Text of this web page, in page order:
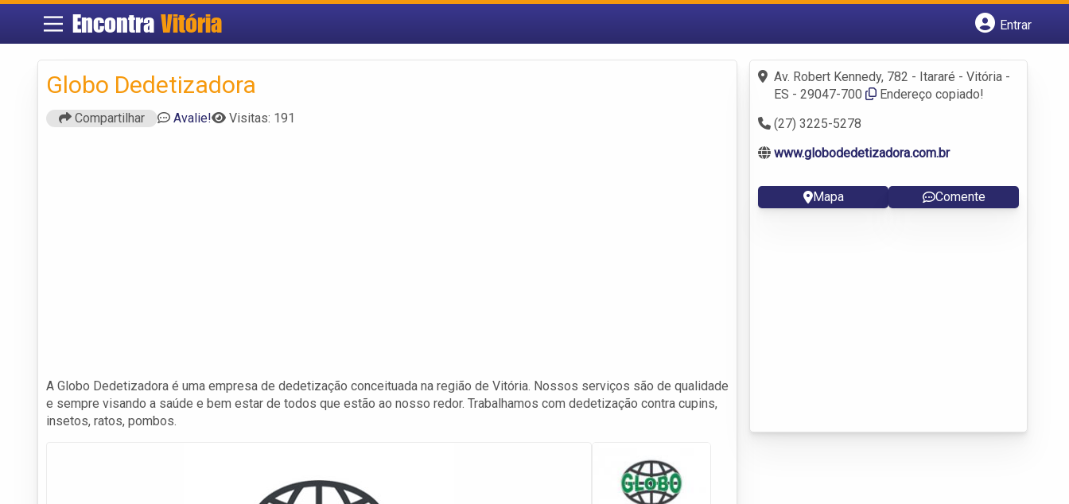
Encontra Vitória
Entrar
Fazer login
Criar conta
Globo Dedetizadora
Compartilhar Avalie! Visitas: 191
A Globo Dedetizadora é uma empresa de dedetização conceituada na região de Vitória. Nossos serviços são de qualidade
e sempre visando a saúde e bem estar de todos que estão ao nosso redor. Trabalhamos com dedetização contra cupins,
insetos, ratos, pombos.
Av. Robert Kennedy, 782 - Itararé - Vitória -
ES - 29047-700
Endereço copiado!
(27) 3225-5278
www.globodedetizadora.com.br
Mapa Comente